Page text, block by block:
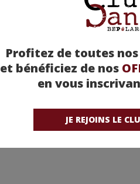
Profitez de toutes
et bénéficiez de nos
en vous
JE REJOINS LE